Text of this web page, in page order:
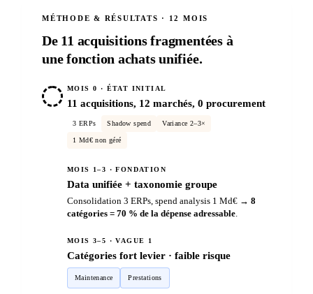
MÉTHODE & RÉSULTATS · 12 MOIS
De 11 acquisitions fragmentées à
une fonction achats unifiée.
MOIS 0 · ÉTAT INITIAL
11 acquisitions, 12 marchés, 0 procurement
3 ERPs Shadow spend Variance 2–3×
1 Md€ non géré
MOIS 1–3 · FONDATION
Data unifiée + taxonomie groupe
Consolidation 3 ERPs, spend analysis 1 Md€ → 8
catégories = 70 % de la dépense adressable.
MOIS 3–5 · VAGUE 1
Catégories fort levier · faible risque
Maintenance Prestations